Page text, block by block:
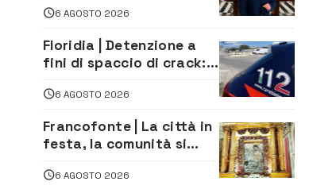
«La proposta è nostra»
6 AGOSTO 2026
Floridia | Detenzione a
fini di spaccio di crack:
6 AGOSTO 2026
Francofonte | La città in
festa, la comunità si
della Neve tra fede e
6 AGOSTO 2026